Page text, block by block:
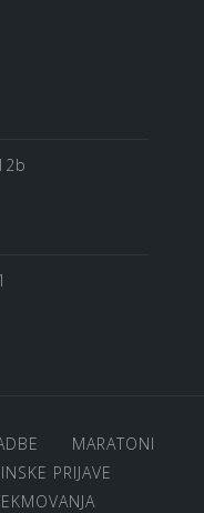
MARATONI
PRIJAVE